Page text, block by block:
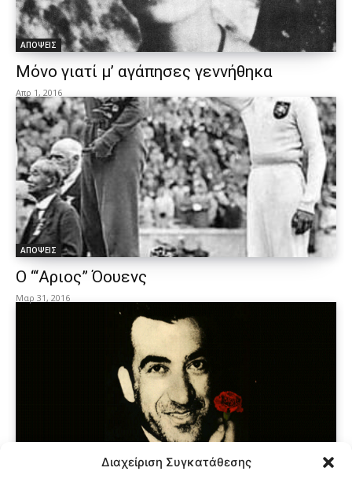
Διαχείριση Συγκατάθεσης
ΑΠΟΨΕΙΣ
Μόνο γιατί μ’ αγάπησες γεννήθηκα
Απρ 1, 2016
ΑΠΟΨΕΙΣ
O “‘Αριος” Όουενς
Μαρ 31, 2016